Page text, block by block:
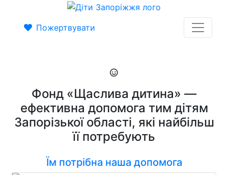
Пожертвувати
Фонд «Щаслива дитина» —
ефективна допомога тим дітям
Запорізької області, які найбільш
її потребують
Їм потрібна наша допомога